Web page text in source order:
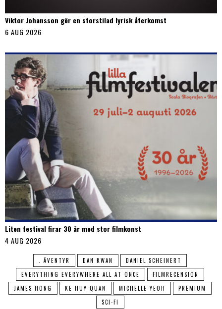
Viktor Johansson gör en storstilad lyrisk återkomst
6 AUG 2026
Liten festival firar 30 år med stor filmkonst
4 AUG 2026
. ÄVENTYR DAN KWAN
DANIEL SCHEINERT
EVERYTHING EVERYWHERE ALL AT ONCE
FILMRECENSION
JAMES HONG
KE HUY QUAN MICHELLE YEOH
PREMIUM
SCI-FI